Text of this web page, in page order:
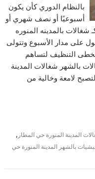
بالنظام الدوري كأن يكون
أسبوعيًا أو نصف شهري أو
بالمدينه المنوره
مدار الأسبوع وتتولى
التنظيف لتساهم
بالشهر شغالات المدينة
لامعة وخالية من
المدينة المنورة حي المطار ,
بالشهر المدينة المنورة حي